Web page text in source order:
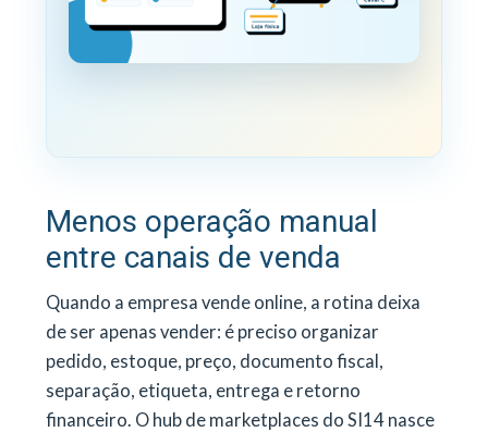
Menos operação manual
entre canais de venda
Quando a empresa vende online, a rotina deixa
de ser apenas vender: é preciso organizar
pedido, estoque, preço, documento fiscal,
separação, etiqueta, entrega e retorno
financeiro. O hub de marketplaces do SI14 nasce